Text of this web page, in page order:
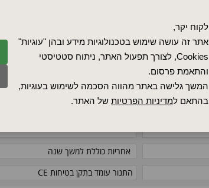
לקוח יקר,
אתר זה עושה שימוש בטכנולוגיות מידע ובהן "עוגיות"
Cookies, לצורך תפעול האתר, ניתוח סטטיסטי
והתאמת פרסום.
המשך גלישה באתר מהווה הסכמה לשימוש בעוגיות,
בהתאם למדיניות הפרטיות של האתר.
סוגי כורי היתוך זמינים נוספים,
עיצוב כתנור הניתן לריקון
מגביל טמפרטורת יתר לתא
בקר הגבלת טמפרטורת היתר
מראש הושגה ואינו מפעיל את
אחריות כוללת למשך שנה
התנור עומד בתקן בטיחות CE